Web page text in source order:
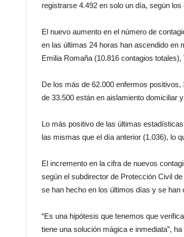
registrarse 4.492 en solo un día, según
El nuevo aumento en el número de
en las últimas 24 horas han ascendido en
Emilia Romaña (10.816 contagios
De los más de 62.000 enfermos
de 33.500 están en aislamiento domiciliar
Lo más positivo de las últimas
las mismas que el día anterior (1.036), lo
El incremento en la cifra de nuevos
según el subdirector de Protección Civil
se han hecho en los últimos días y se han
“Es una hipótesis que tenemos que
tiene una solución mágica e inmediata”,